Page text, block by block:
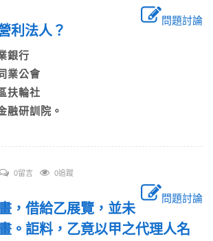
問題討論
利法人？
銀行
業公會
扶輪社
融研訓院。
0留言 0追蹤
問題討論
，借給乙展覽，並未
。詎料，乙竟以甲之代理人名